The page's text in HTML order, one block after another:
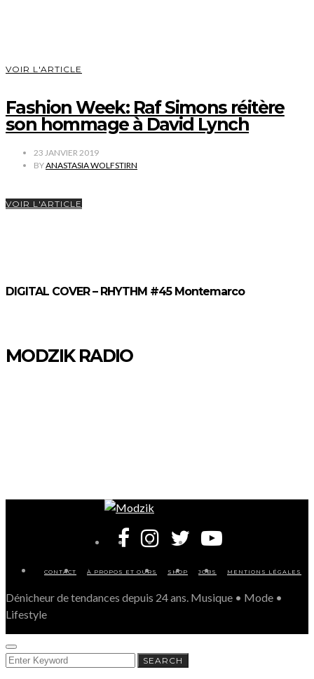
VOIR L'ARTICLE
Fashion Week: Raf Simons réitère
son hommage à David Lynch
23 JANVIER 2019
BYANASTASIA WOLFSTIRN
VOIR L'ARTICLE
DIGITAL COVER – RHYTHM #45 Montemarco
MODZIK RADIO
CONTACT À PROPOS ET OURS SHOP JOBS MENTIONS LÉGALES
Dénicheur de tendances depuis 24 ans. Musique • Mode •
Lifestyle
SEARCH
FOR:
SEARCH